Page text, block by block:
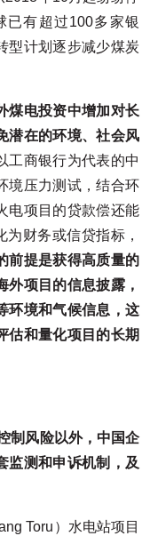
已有超过100多家银
型计划逐步减少煤炭
煤电投资中增加对长
潜在的环境、社会风
工商银行为代表的中
境压力测试，结合环
电项目的贷款偿还能
为财务或信贷指标，
前提是获得高质量的
外项目的信息披露，
环境和气候信息，这
估和量化项目的长期
制风险以外，中国企
监测和申诉机制，及
Toru）水电站项目